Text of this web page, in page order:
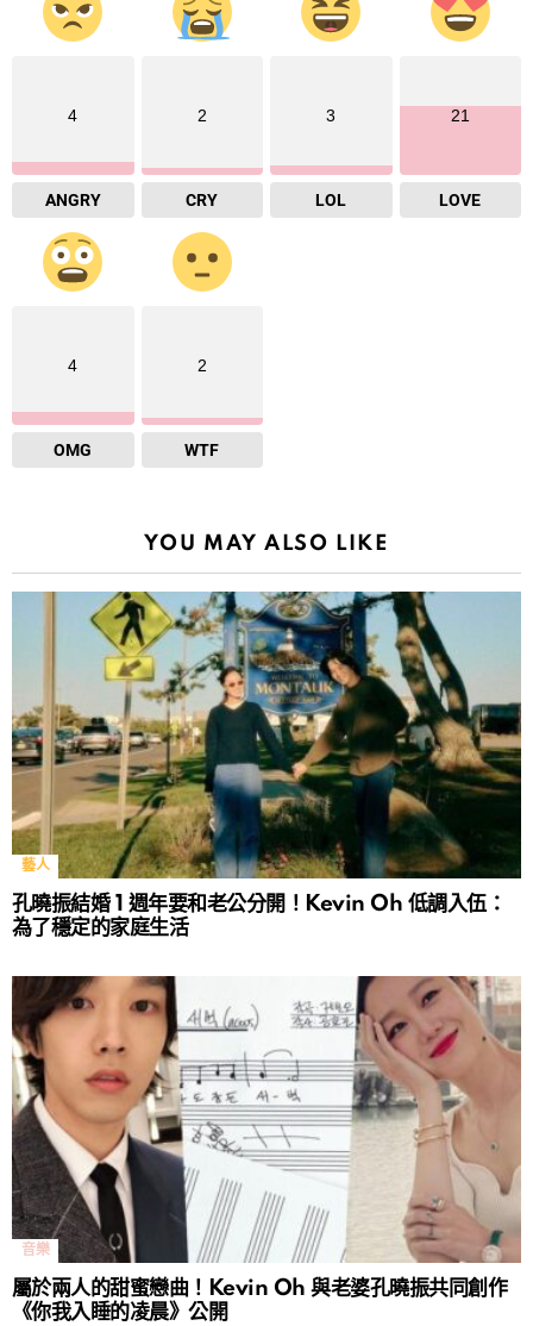
4
ANGRY
2
CRY
3
LOL
21
LOVE
4
OMG
2
WTF
YOU MAY ALSO LIKE
藝人
孔曉振結婚 1 週年要和老公分開！Kevin Oh 低調入伍：
為了穩定的家庭生活
音樂
屬於兩人的甜蜜戀曲！Kevin Oh 與老婆孔曉振共同創作
《你我入睡的凌晨》公開